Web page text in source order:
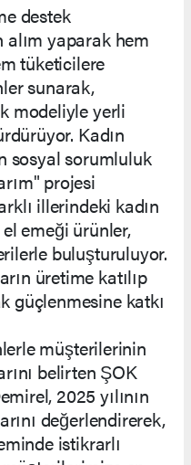
destek
yaparak hem
tüketicilere
sunarak,
modeliyle yerli
Kadın
sosyal sorumluluk
projesi
illerindeki kadın
emeği ürünler,
buluşturuluyor.
üretime katılıp
güçlenmesine katkı
müşterilerinin
belirten ŞOK
2025 yılının
değerlendirerek,
istikrarlı